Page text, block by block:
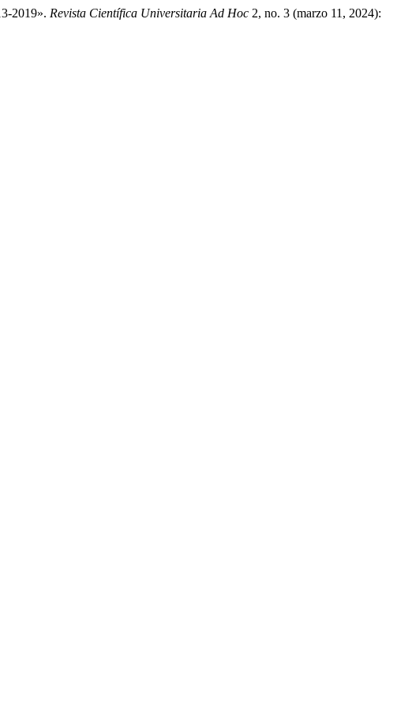
2019». Revista Científica Universitaria Ad Hoc 2, no. 3 (marzo 11, 2024):